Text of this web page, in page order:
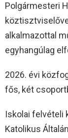
Polgármesteri
alkalmazottal
egyhangúlag
2026. évi
fős, két
Iskolai felvételi
Katolikus